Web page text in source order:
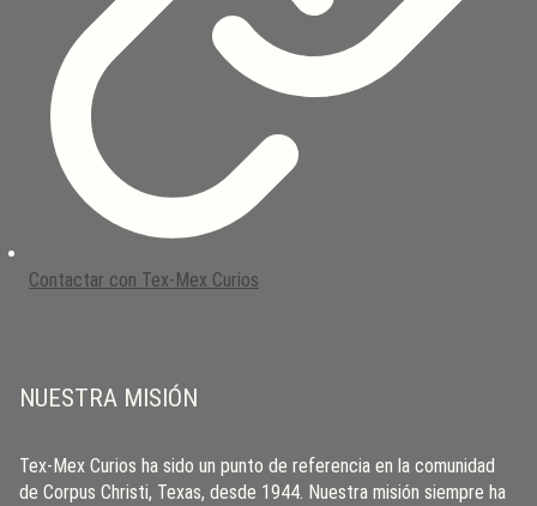
Contactar con Tex-Mex Curios
NUESTRA MISIÓN
Tex-Mex Curios ha sido un punto de referencia en la comunidad
de Corpus Christi, Texas, desde 1944. Nuestra misión siempre ha